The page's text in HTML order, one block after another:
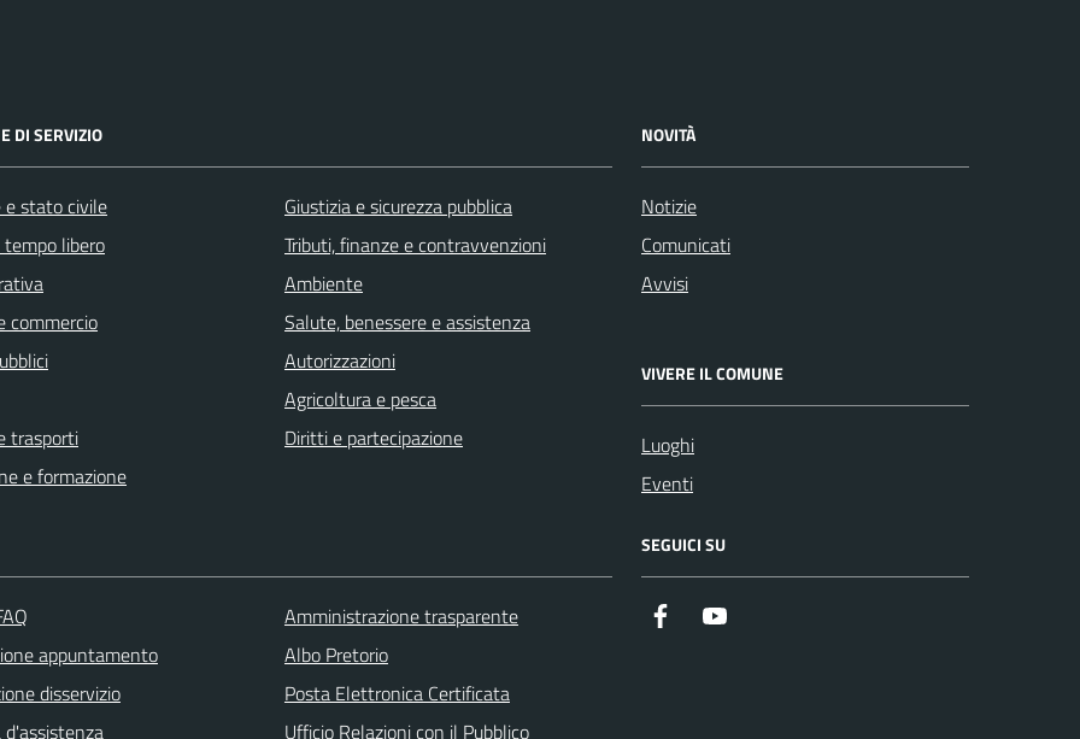
DI SERVIZIO
e stato civile
libero
commercio
trasporti
e formazione
Giustizia e sicurezza pubblica
Tributi, finanze e contravvenzioni
Ambiente
Salute, benessere e assistenza
Autorizzazioni
Agricoltura e pesca
Diritti e partecipazione
NOVITÀ
Notizie
Comunicati
Avvisi
VIVERE IL COMUNE
Luoghi
Eventi
appuntamento
disservizio
Amministrazione trasparente
Albo Pretorio
Posta Elettronica Certificata
Ufficio Relazioni con il Pubblico
SEGUICI SU
https://it-it.facebook.com/ComuneSalerno